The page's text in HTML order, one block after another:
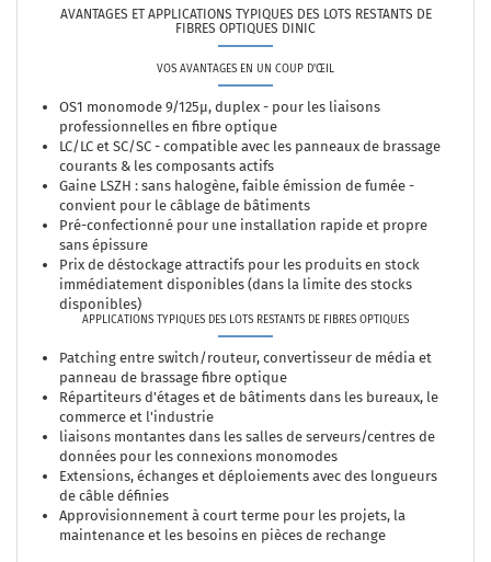
AVANTAGES ET APPLICATIONS TYPIQUES DES LOTS RESTANTS DE
FIBRES OPTIQUES DINIC
VOS AVANTAGES EN UN COUP D'ŒIL
OS1 monomode 9/125µ, duplex - pour les liaisons
professionnelles en fibre optique
LC/LC et SC/SC - compatible avec les panneaux de brassage
courants & les composants actifs
Gaine LSZH : sans halogène, faible émission de fumée -
convient pour le câblage de bâtiments
Pré-confectionné pour une installation rapide et propre
sans épissure
Prix de déstockage attractifs pour les produits en stock
immédiatement disponibles (dans la limite des stocks
disponibles)
APPLICATIONS TYPIQUES DES LOTS RESTANTS DE FIBRES OPTIQUES
Patching entre switch/routeur, convertisseur de média et
panneau de brassage fibre optique
Répartiteurs d'étages et de bâtiments dans les bureaux, le
commerce et l'industrie
liaisons montantes dans les salles de serveurs/centres de
données pour les connexions monomodes
Extensions, échanges et déploiements avec des longueurs
de câble définies
Approvisionnement à court terme pour les projets, la
maintenance et les besoins en pièces de rechange